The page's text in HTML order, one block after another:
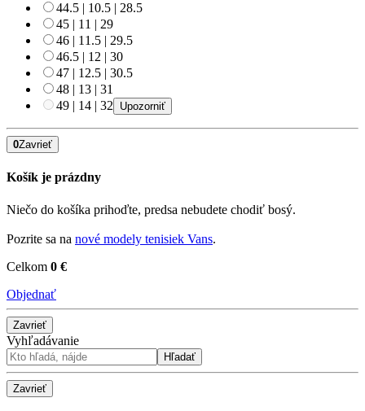
44.5 | 10.5 | 28.5
45 | 11 | 29
46 | 11.5 | 29.5
46.5 | 12 | 30
47 | 12.5 | 30.5
48 | 13 | 31
49 | 14 | 32 Upozorniť
0Zavrieť
Košík je prázdny
Niečo do košíka prihoďte, predsa nebudete chodiť bosý.
Pozrite sa na nové modely tenisiek Vans.
Celkom 0 €
Objednať
Zavrieť
Vyhľadávanie
Hľadať
Zavrieť